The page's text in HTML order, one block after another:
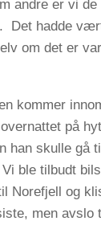
andre er vi
Det hadde
om det er
kommer
på
han skulle gå
ble tilbudt
Norefjell og
men avslo